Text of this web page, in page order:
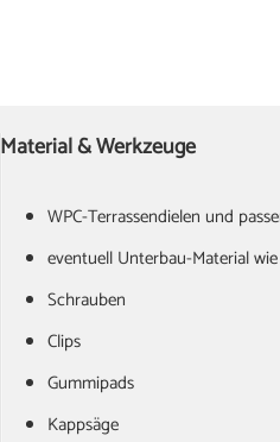
Material & Werkzeuge
WPC-Terrassendielen und
‏eventuell Unterbau-Material
Schrauben
Clips
‏Gummipads‏
Kappsäge‏